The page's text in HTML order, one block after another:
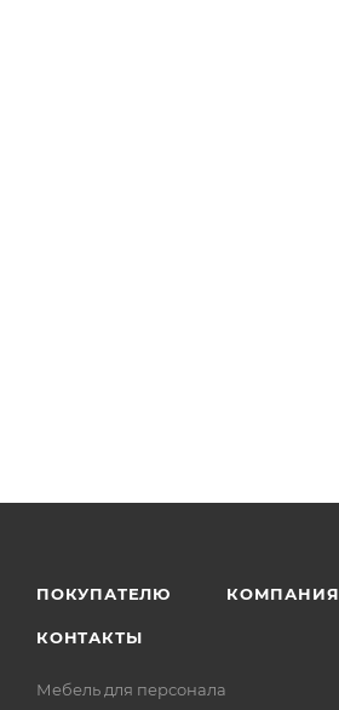
ПОКУПАТЕЛЮ КОМПАНИЯ
КОНТАКТЫ
Мебель для персонала